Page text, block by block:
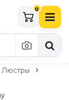
0
Люстры